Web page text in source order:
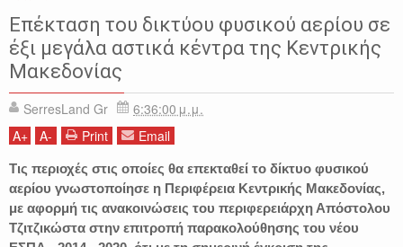
ΕΙΔΗΣΕΙΣ
ΜΑΚΕΔΟΝΙΑ
ΠΕΡΙΦΕΡΕΙΑ ΚΕΝΤΡΙΚΗΣ ΜΑΚΕΔΟΝΙΑΣ
ΣΕΡΡΕΣ
ΦΥΣΙΚΟ ΑΕΡΙΟ
Επέκταση του δικτύου φυσικού αερίου σε
έξι μεγάλα αστικά κέντρα της Κεντρικής
Μακεδονίας
SerresLand Gr
6:36:00 μ.μ.
A+ A- Print Email
Τις περιοχές στις οποίες θα επεκταθεί το δίκτυο φυσικού
αερίου γνωστοποίησε η Περιφέρεια Κεντρικής Μακεδονίας,
με αφορμή τις ανακοινώσεις του περιφερειάρχη Απόστολου
Τζιτζικώστα στην επιτροπή παρακολούθησης του νέου